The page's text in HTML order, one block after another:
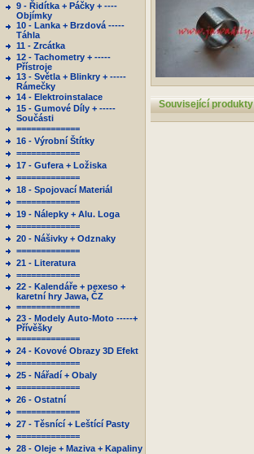
9 - Řidítka + Páčky + ----
Objímky
10 - Lanka + Brzdová -----
Táhla
11 - Zrcátka
12 - Tachometry + -----
Přístroje
13 - Světla + Blinkry + -----
Rámečky
14 - Elektroinstalace
15 - Gumové Díly + -----
Součásti
=============
16 - Výrobní Štítky
=============
17 - Gufera + Ložiska
=============
18 - Spojovací Materiál
=============
19 - Nálepky + Alu. Loga
=============
20 - Nášivky + Odznaky
=============
21 - Literatura
=============
22 - Kalendáře + pexeso +
karetní hry Jawa, ČZ
=============
23 - Modely Auto-Moto -----+
Přívěšky
=============
24 - Kovové Obrazy 3D Efekt
=============
25 - Nářadí + Obaly
=============
26 - Ostatní
=============
27 - Těsnící + Leštící Pasty
=============
28 - Oleje + Maziva + Kapaliny
Související produkty